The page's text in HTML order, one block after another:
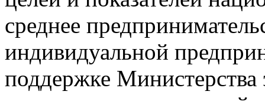
среднее
индивидуальной
поддержке